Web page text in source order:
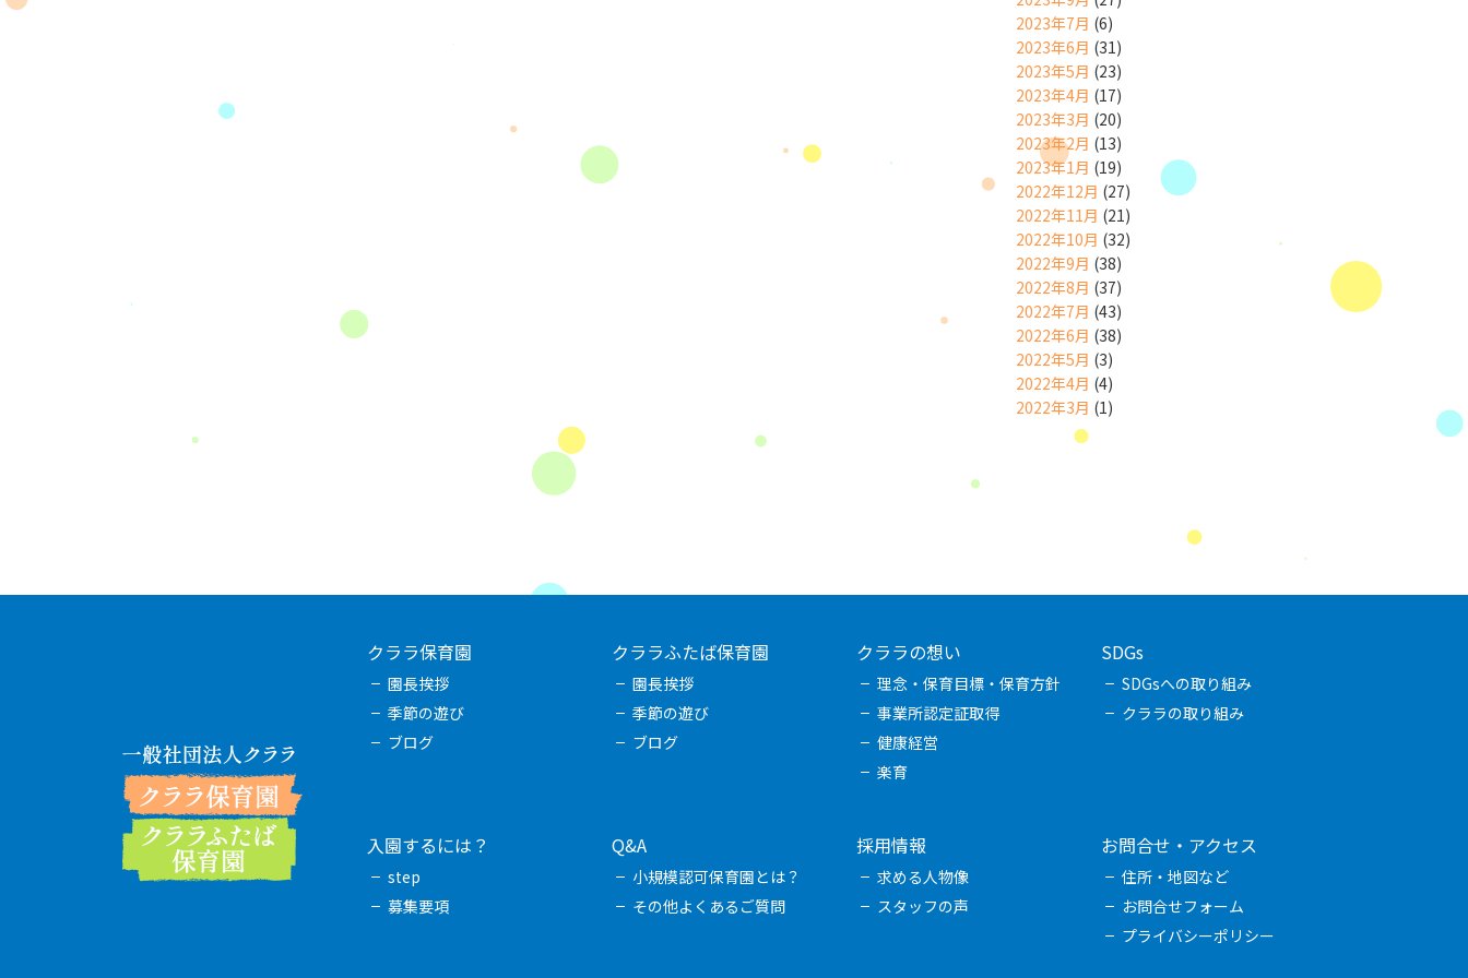
2023年7月 (6)
2023年6月 (31)
2023年5月 (23)
2023年4月 (17)
2023年3月 (20)
2023年2月 (13)
2023年1月 (19)
2022年12月 (27)
2022年11月 (21)
2022年10月 (32)
2022年9月 (38)
2022年8月 (37)
2022年7月 (43)
2022年6月 (38)
2022年5月 (3)
2022年4月 (4)
2022年3月 (1)
クララ保育園
園長挨拶
季節の遊び
ブログ
クララふたば保育園
園長挨拶
季節の遊び
ブログ
クララの想い
理念・保育目標・保育方針
事業所認定証取得
健康経営
楽育
SDGs
SDGsへの取り組み
クララの取り組み
入園するには？
step
募集要項
Q&A
小規模認可保育園とは？
その他よくあるご質問
採用情報
求める人物像
スタッフの声
お問合せ・アクセス
住所・地図など
お問合せフォーム
プライバシーポリシー